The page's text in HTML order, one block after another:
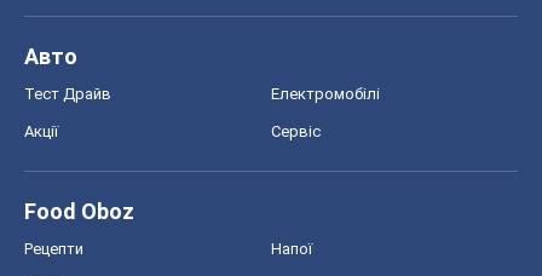
Авто
Тест Драйв Електромобілі
Акції Сервіс
Food Oboz
Рецепти Напої